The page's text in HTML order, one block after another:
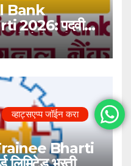
Bank
2026: पदवीधर
मोठी संधी!
Bharti
व्हाट्सएप्प जॉईन करा